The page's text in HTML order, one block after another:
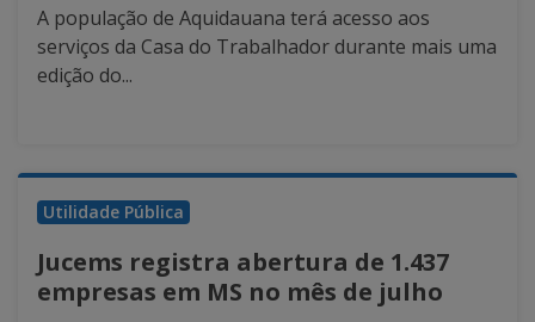
A população de Aquidauana terá acesso aos
serviços da Casa do Trabalhador durante mais uma
edição do...
Utilidade Pública
Jucems registra abertura de 1.437
empresas em MS no mês de julho